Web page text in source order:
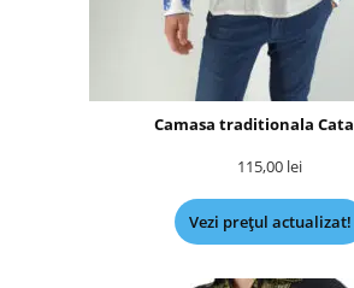
Camasa traditionala
115,00 lei
Vezi prețul actualizat!